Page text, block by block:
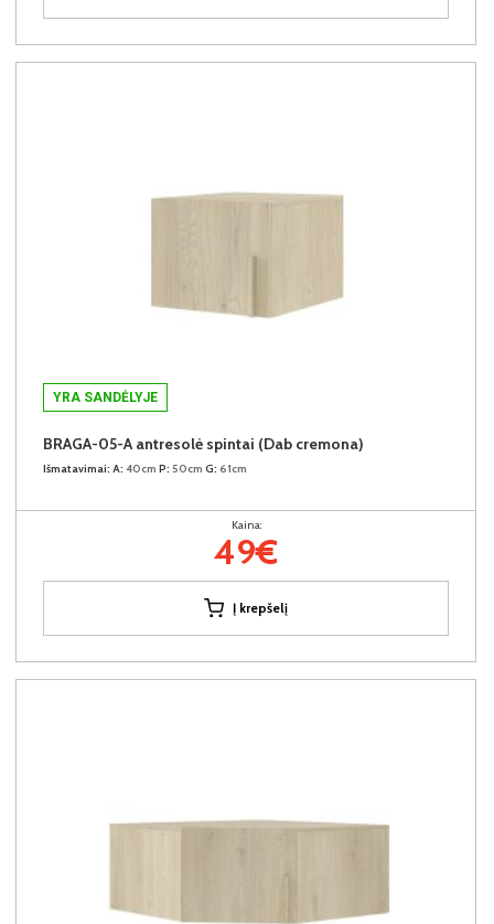
YRA SANDĖLYJE
BRAGA-05-A antresolė spintai (Dab cremona)
Išmatavimai: A: 40cm P: 50cm G: 61cm
Kaina:
49€
Į krepšelį